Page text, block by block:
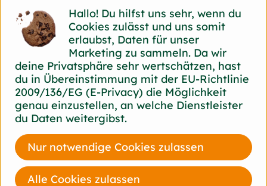
Nährwert-Info
Produktdatenblatt
Herkunft
diverse
Hallo! Du hilfst uns sehr, wenn du
Cookies zulässt und uns somit
erlaubst, Daten für unser
Marketing zu sammeln. Da wir
deine Privatsphäre sehr wertschätzen, hast
du in Übereinstimmung mit der EU-Richtlinie
2009/136/EG (E-Privacy) die Möglichkeit
genau einzustellen, an welche Dienstleister
du Daten weitergibst.
Nur notwendige Cookies zulassen
Alle Cookies zulassen